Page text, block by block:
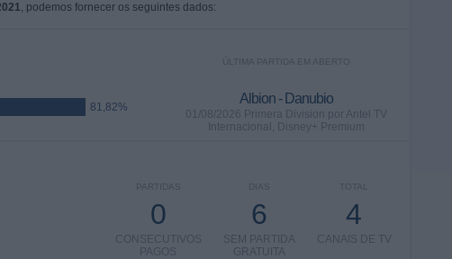
, podemos fornecer os seguintes dados:
81,82%
ÚLTIMA PARTIDA EM ABERTO
Albion - Danubio
01/08/2026 Primera Division por Antel TV
Internacional, Disney+ Premium
TOTAL
4
CANAIS DE TV
DIAS
6
SEM PARTIDA
GRATUITA
PARTIDAS
0
CONSECUTIVOS
PAGOS